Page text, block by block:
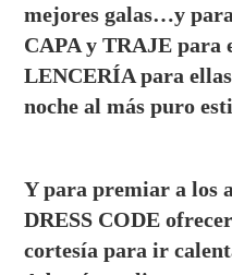
mejores galas…y
CAPA y TRAJE
LENCERÍA para
noche al más puro
Y para premiar a los
DRESS CODE
cortesía para ir